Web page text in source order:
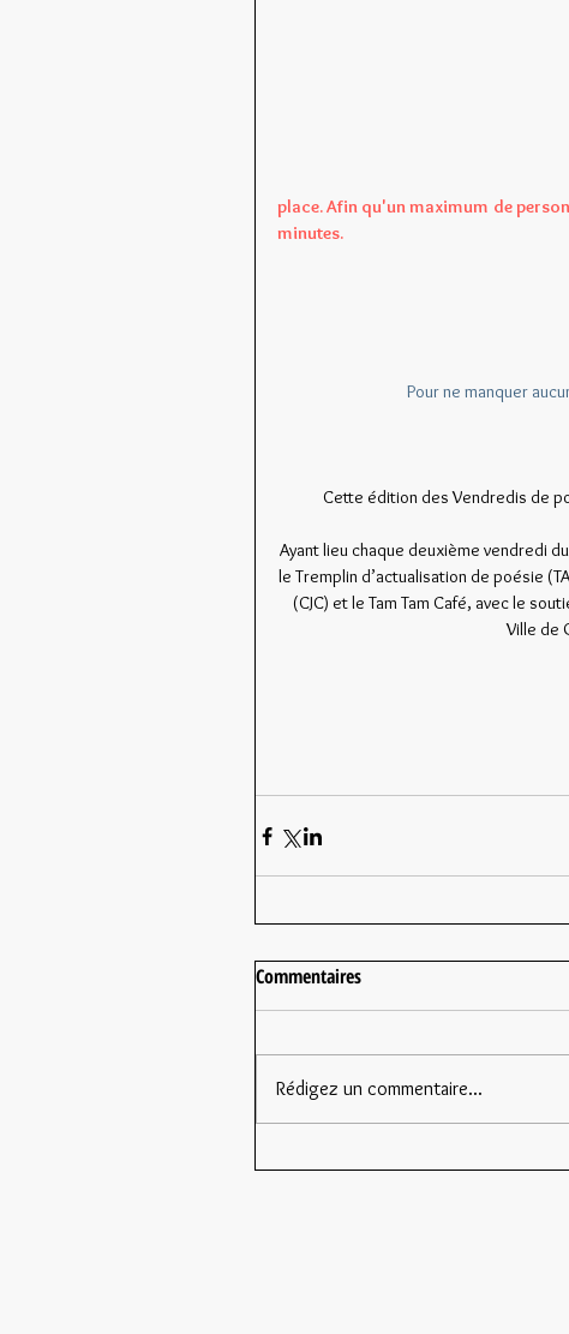
place. Afin qu'un maximum de
minutes.
Pour ne manquer
Cette édition des Vendredis de
Ayant lieu chaque deuxième vendredi
le Tremplin d’actualisation de poésie
(CJC) et le Tam Tam Café, avec le
Ville de
Commentaires
Rédigez un commentaire...